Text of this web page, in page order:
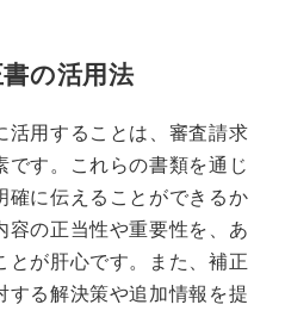
の活用法
活用することは、審査請求
す。これらの書類を通じ
確に伝えることができるか
容の正当性や重要性を、あ
とが肝心です。また、補正
する解決策や追加情報を提